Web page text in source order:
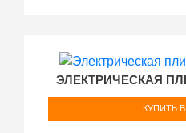
ЭЛЕКТРИЧЕСКАЯ
КУПИТЬ В